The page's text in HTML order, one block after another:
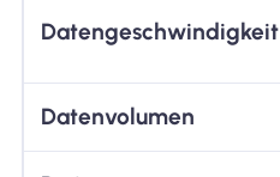
Datengeschwindigkeit
Datenvolumen